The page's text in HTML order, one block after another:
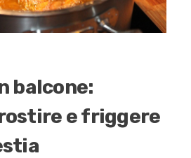
balcone:
e friggere